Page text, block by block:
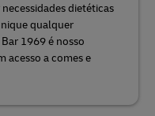
dietéticas
qualquer
1969 é nosso
acesso a comes e